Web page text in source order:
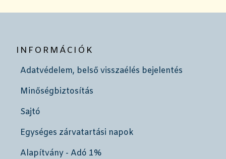
INFORMÁCIÓK
Adatvédelem, belső visszaélés bejelentés
Minőségbiztosítás
Sajtó
Egységes zárvatartási napok
Alapítvány - Adó 1%